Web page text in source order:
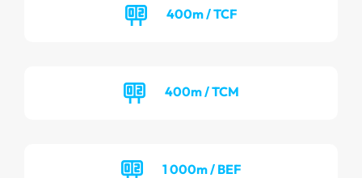
400m / TCF
400m / TCM
1 000m / BEF